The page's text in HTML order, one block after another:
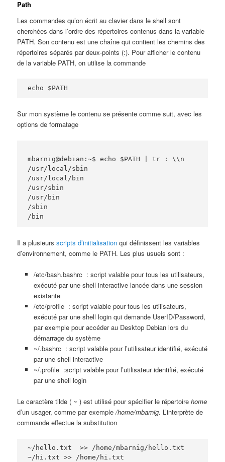
Path
Les commandes qu’on écrit au clavier dans le shell sont
cherchées dans l’ordre des répertoires contenus dans la variable
PATH. Son contenu est une chaîne qui contient les chemins des
répertoires séparés par deux-points (:). Pour afficher le contenu
de la variable PATH, on utilise la commande
echo $PATH
Sur mon système le contenu se présente comme suit, avec les
options de formatage
mbarnig@debian:~$ echo $PATH | tr : \\n
/usr/local/sbin
/usr/local/bin
/usr/sbin
/usr/bin
/sbin
/bin
Il a plusieursscripts d’initialisation qui définissent les variables
d’environnement, comme le PATH. Les plus usuels sont :
/etc/bash.bashrc : script valable pour tous les utilisateurs,
exécuté par une shell interactive lancée dans une session
existante
/etc/profile : script valable pour tous les utilisateurs,
exécuté par une shell login qui demande UserID/Password,
par exemple pour accéder au Desktop Debian lors du
démarrage du système
~/.bashrc : script valable pour l’utilisateur identifié, exécuté
par une shell interactive
~/.profile :script valable pour l’utilisateur identifié, exécuté
par une shell login
Le caractère tilde ( ~ ) est utilisé pour spécifier le répertoirehome
d’un usager, comme par exemple/home/mbarnig. L’interprète de
commande effectue la substitution
~/hello.txt  >> /home/mbarnig/hello.txt
~/hi.txt >> /home/hi.txt